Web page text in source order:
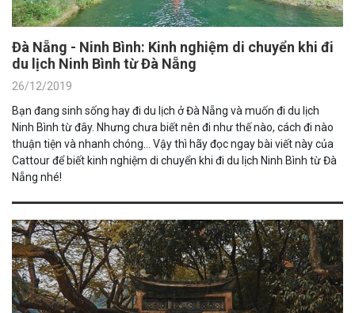
Đà Nẵng - Ninh Bình: Kinh nghiệm di chuyển khi đi
du lịch Ninh Bình từ Đà Nẵng
26/12/2019
Bạn đang sinh sống hay đi du lịch ở Đà Nẵng và muốn đi du lịch
Ninh Bình từ đây. Nhưng chưa biết nên đi như thế nào, cách đi nào
thuận tiện và nhanh chóng... Vậy thì hãy đọc ngay bài viết này của
Cattour để biết kinh nghiệm di chuyển khi đi du lịch Ninh Bình từ Đà
Nẵng nhé!